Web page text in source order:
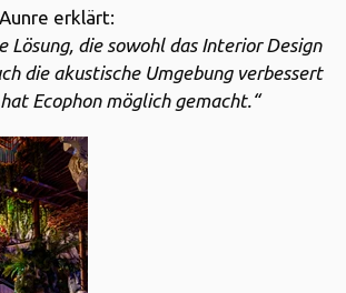
erklärt:
Lösung, die sowohl das Interior Design
die akustische Umgebung verbessert
Ecophon möglich gemacht.“